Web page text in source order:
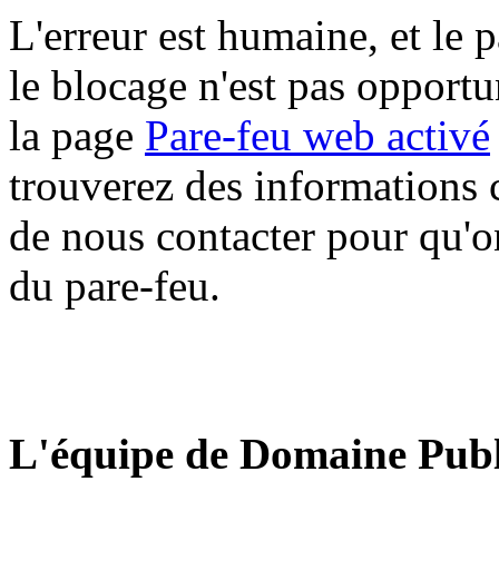
L'erreur est humaine, et le
le blocage n'est pas
la page Pare-feu web activé
trouverez des informations
de nous contacter pour
du pare-feu.
L'équipe de Domaine